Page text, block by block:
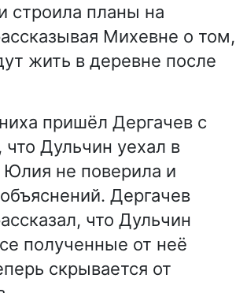
строила планы на
Михевне о том,
жить в деревне после
пришёл Дергачев с
что Дульчин уехал в
Юлия не поверила и
Дергачев
что Дульчин
полученные от неё
скрывается от